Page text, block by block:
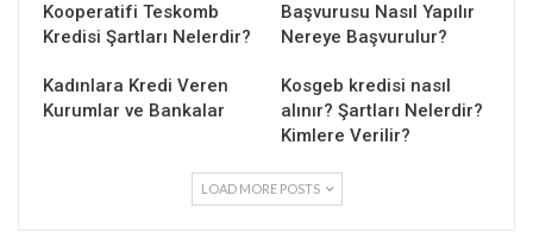
Kooperatifi Teskomb
Kredisi Şartları Nelerdir?
Başvurusu Nasıl Yapılır
Nereye Başvurulur?
Kadınlara Kredi Veren
Kurumlar ve Bankalar
Kosgeb kredisi nasıl
alınır? Şartları Nelerdir?
Kimlere Verilir?
LOAD MORE POSTS